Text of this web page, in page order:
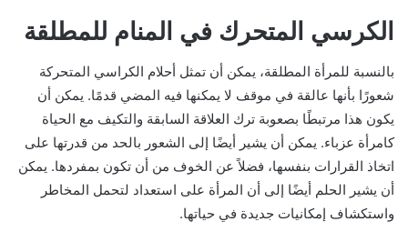
الكرسي المتحرك في المنام للمطلقة
بالنسبة للمرأة المطلقة، يمكن أن تمثل أحلام الكراسي المتحركة
شعورًا بأنها عالقة في موقف لا يمكنها فيه المضي قدمًا. يمكن أن
يكون هذا مرتبطًا بصعوبة ترك العلاقة السابقة والتكيف مع الحياة
كامرأة عزباء. يمكن أن يشير أيضًا إلى الشعور بالحد من قدرتها على
اتخاذ القرارات بنفسها، فضلاً عن الخوف من أن تكون بمفردها. يمكن
أن يشير الحلم أيضًا إلى أن المرأة على استعداد لتحمل المخاطر
واستكشاف إمكانيات جديدة في حياتها.